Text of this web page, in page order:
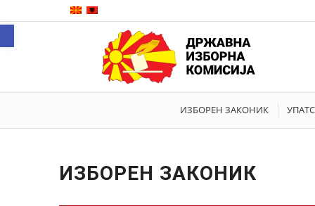
ИЗБОРЕН ЗАКОНИК
ИЗБОРЕН ЗАКОНИК
Open toolbar